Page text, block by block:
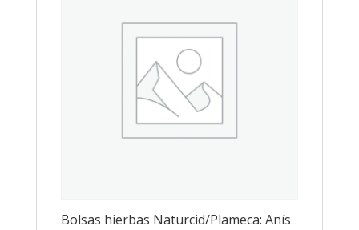
Bolsas hierbas Naturcid/Plameca: Anís